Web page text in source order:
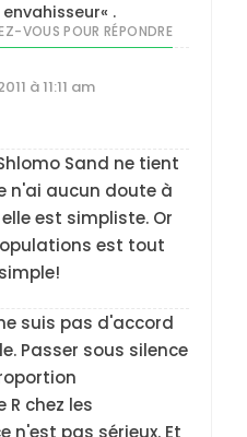
.
VOUS POUR RÉPONDRE
à 11:11 am
Sand ne tient
n'ai aucun doute à
est simpliste. Or
est tout
suis pas d'accord
Passer sous silence
chez les
n'est pas sérieux. Et